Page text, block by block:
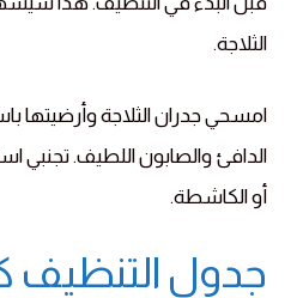
الثلاجة.
امسحي جدران الثلاجة وأرضيتها
الدافئ والصابون اللطيف. تجنبي
أو الكاشطة.
جدول التنظيف